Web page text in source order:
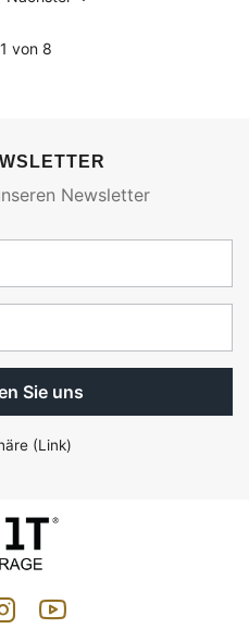
von 8
Newsletter
Sie uns
(Link)